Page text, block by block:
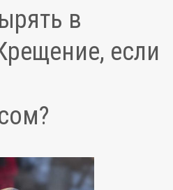
в
если